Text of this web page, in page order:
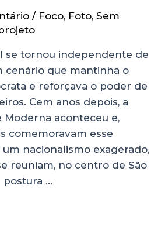
/ Foco, Foto, Sem
se tornou independente de
cenário que mantinha o
e reforçava o poder de
Cem anos depois, a
Moderna aconteceu e,
comemoravam esse
nacionalismo exagerado,
reuniam, no centro de São
postura …